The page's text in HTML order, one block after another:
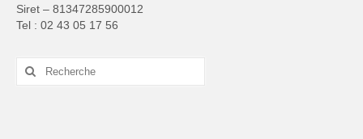
Siret – 81347285900012
Tel : 02 43 05 17 56
Rechercher